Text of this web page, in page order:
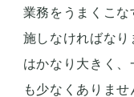
業務をうまくこ
施しなければな
はかなり大きく
も少なくありませ